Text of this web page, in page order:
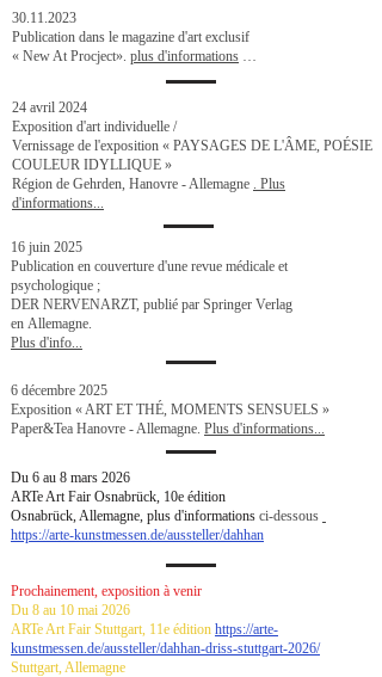
30.11.2023
Publication dans le magazine d'art exclusif
« New At Procject». plus d'informations …
24 avril 2024
Exposition d'art individuelle /
Vernissage de l'exposition « PAYSAGES DE L'ÂME, POÉSIE
COULEUR IDYLLIQUE »
Région de Gehrden, Hanovre - Allemagne . Plus
d'informations...
16 juin 2025
Publication en couverture d'une revue médicale et
psychologique ;
DER NERVENARZT, publié par Springer Verlag
en Allemagne.
Plus d'info...
6 décembre 2025
Exposition « ART ET THÉ, MOMENTS SENSUELS »
Paper&Tea Hanovre - Allemagne. Plus d'informations...
Du 6 au 8 mars 2026
ARTe Art Fair Osnabrück, 10e édition
Osnabrück, Allemagne, plus d'informations ci-dessous
https://arte-kunstmessen.de/aussteller/dahhan
Prochainement, exposition à venir
Du 8 au 10 mai 2026
ARTe Art Fair Stuttgart, 11e édition https://arte-
kunstmessen.de/aussteller/dahhan-driss-stuttgart-2026/
Stuttgart, Allemagne